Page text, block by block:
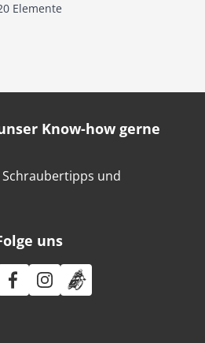
Elemente
Know-how gerne
und
uns